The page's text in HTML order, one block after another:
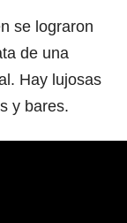
se lograron
de una
Hay lujosas
y bares.